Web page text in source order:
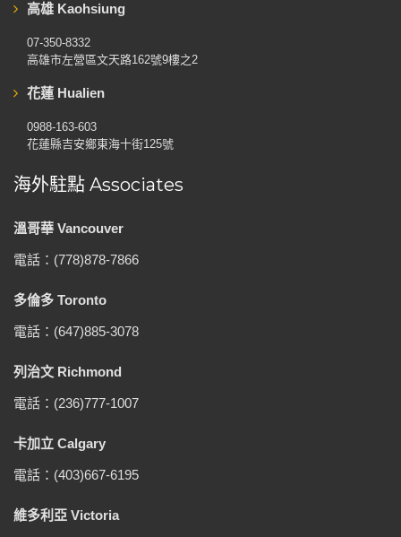
高雄 Kaohsiung
07-350-8332
高雄市左營區文天路162號9樓之2
花蓮 Hualien
0988-163-603
花蓮縣吉安鄉東海十街125號
海外駐點 Associates
溫哥華 Vancouver
電話：(778)878-7866
多倫多 Toronto
電話：(647)885-3078
列治文 Richmond
電話：(236)777-1007
卡加立 Calgary
電話：(403)667-6195
維多利亞 Victoria